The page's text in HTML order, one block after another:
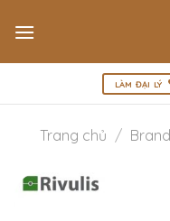
qua
nội
dung
LÀM ĐẠI LÝ
Trang chủ / Brand